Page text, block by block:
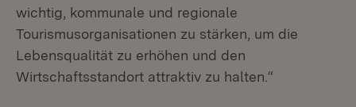
wichtig, kommunale und regionale
Tourismusorganisationen zu stärken, um die
Lebensqualität zu erhöhen und den
Wirtschaftsstandort attraktiv zu halten.“